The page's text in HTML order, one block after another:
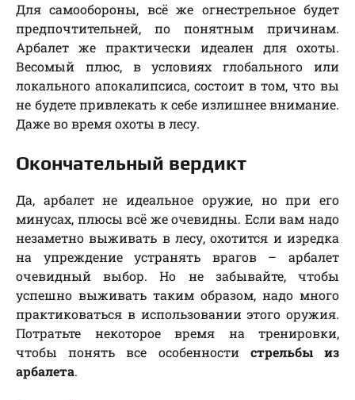
Для самообороны, всё же огнестрельное будет
предпочтительней, по понятным причинам.
Арбалет же практически идеален для охоты.
Весомый плюс, в условиях глобального или
локального апокалипсиса, состоит в том, что вы
не будете привлекать к себе излишнее внимание.
Даже во время охоты в лесу.
Окончательный вердикт
Да, арбалет не идеальное оружие, но при его
минусах, плюсы всё же очевидны. Если вам надо
незаметно выживать в лесу, охотится и изредка
на упреждение устранять врагов – арбалет
очевидный выбор. Но не забывайте, чтобы
успешно выживать таким образом, надо много
практиковаться в использовании этого оружия.
Потратьте некоторое время на тренировки,
чтобы понять все особенности стрельбы из
арбалета.